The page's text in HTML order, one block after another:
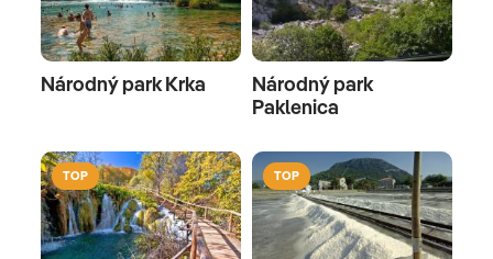
Národný park Krka
Národný park
Paklenica
TOP TOP